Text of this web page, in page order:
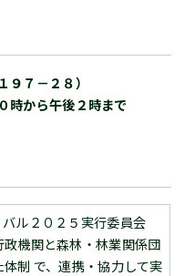
７－２８）
時から午後２時まで
ル２０２５実行委員会
機関と森林・林業関係団
制 で、連携・協力して実